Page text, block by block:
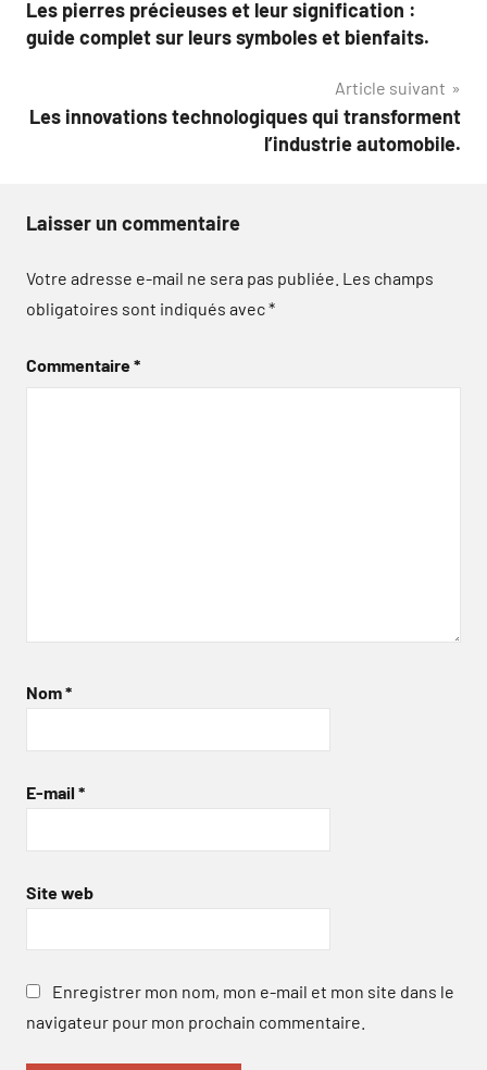
de
Les pierres précieuses et leur signification :
guide complet sur leurs symboles et bienfaits.
Article suivant
Les innovations technologiques qui transforment
l’industrie automobile.
Laisser un commentaire
Votre adresse e-mail ne sera pas publiée. Les champs
obligatoires sont indiqués avec*
Commentaire*
Nom*
E-mail *
Site web
Enregistrer mon nom, mon e-mail et mon site dans le
navigateur pour mon prochain commentaire.